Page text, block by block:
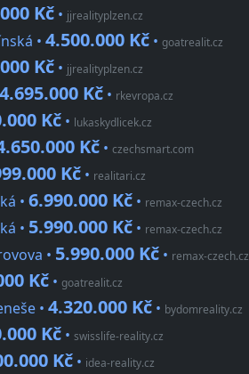
Kč • jjrealityplzen.cz
• 4.500.000 Kč • goatrealit.cz
Kč • jjrealityplzen.cz
4.695.000 Kč • rkevropa.cz
Kč • lukaskydlicek.cz
Kč • czechsmart.com
Kč • realitari.cz
• 6.990.000 Kč • remax-czech.cz
• 5.990.000 Kč • remax-czech.cz
• 5.990.000 Kč • remax-czech.cz
Kč • goatrealit.cz
• 4.320.000 Kč • bydomreality.cz
Kč • swisslife-reality.cz
Kč • idea-reality.cz